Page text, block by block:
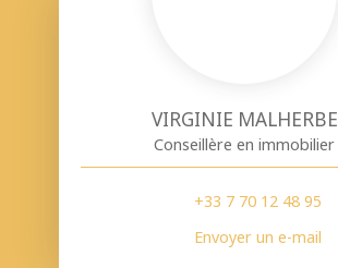
VIRGINIE MALHERBE
Conseillère en immobilier
+33 7 70 12 48 95
Envoyer un e-mail